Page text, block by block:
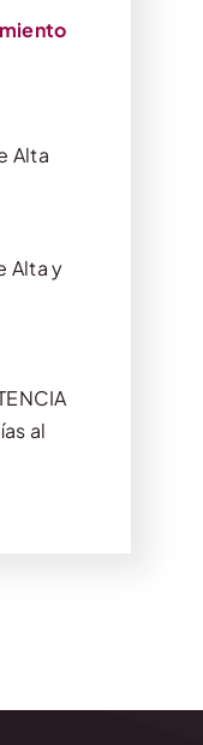
Alta
Alta y
al